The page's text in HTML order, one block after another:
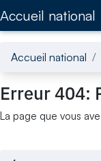
Accueil national
Accueil national
Erreur 404:
La page que vous